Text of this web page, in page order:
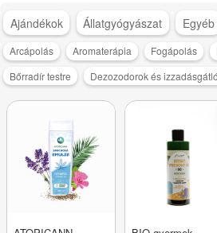
Ajándékok Állatgyógyászat Egyéb
Arcápolás Aromaterápia Fogápolás
Bőrradír testre
Dezozodorok és